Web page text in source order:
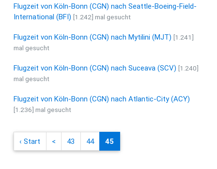
Flugzeit von Köln-Bonn (CGN) nach Seattle-Boeing-Field-
International (BFI) [1.242] mal gesucht
Flugzeit von Köln-Bonn (CGN) nach Mytilini (MJT) [1.241]
mal gesucht
Flugzeit von Köln-Bonn (CGN) nach Suceava (SCV) [1.240]
mal gesucht
Flugzeit von Köln-Bonn (CGN) nach Atlantic-City (ACY)
[1.236] mal gesucht
‹ Start < 43 44 45